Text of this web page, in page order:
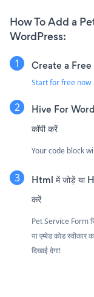
How To Add a
WordPress:
Create a
Start for free now
Hive For
कॉपी करें
Your code block
Html में जोड़ें या
करें
Pet Service Form
या एम्बेड कोड
दिखाई देगा!